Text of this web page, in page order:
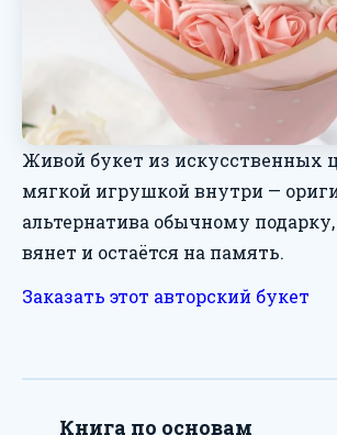
Живой букет из искусственных
мягкой игрушкой внутри —
альтернатива обычному подарку,
вянет и остаётся на память.
Заказать этот авторский букет
Книга по основам